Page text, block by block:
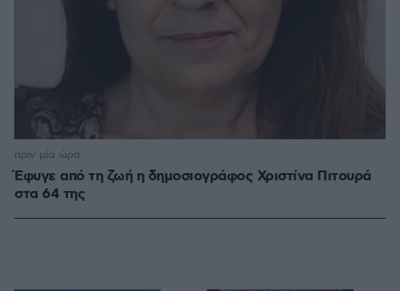
Έφυγε από τη ζωή η δημοσιογράφος Χριστίνα Πιτουρά
στα 64 της
πριν μία ώρα